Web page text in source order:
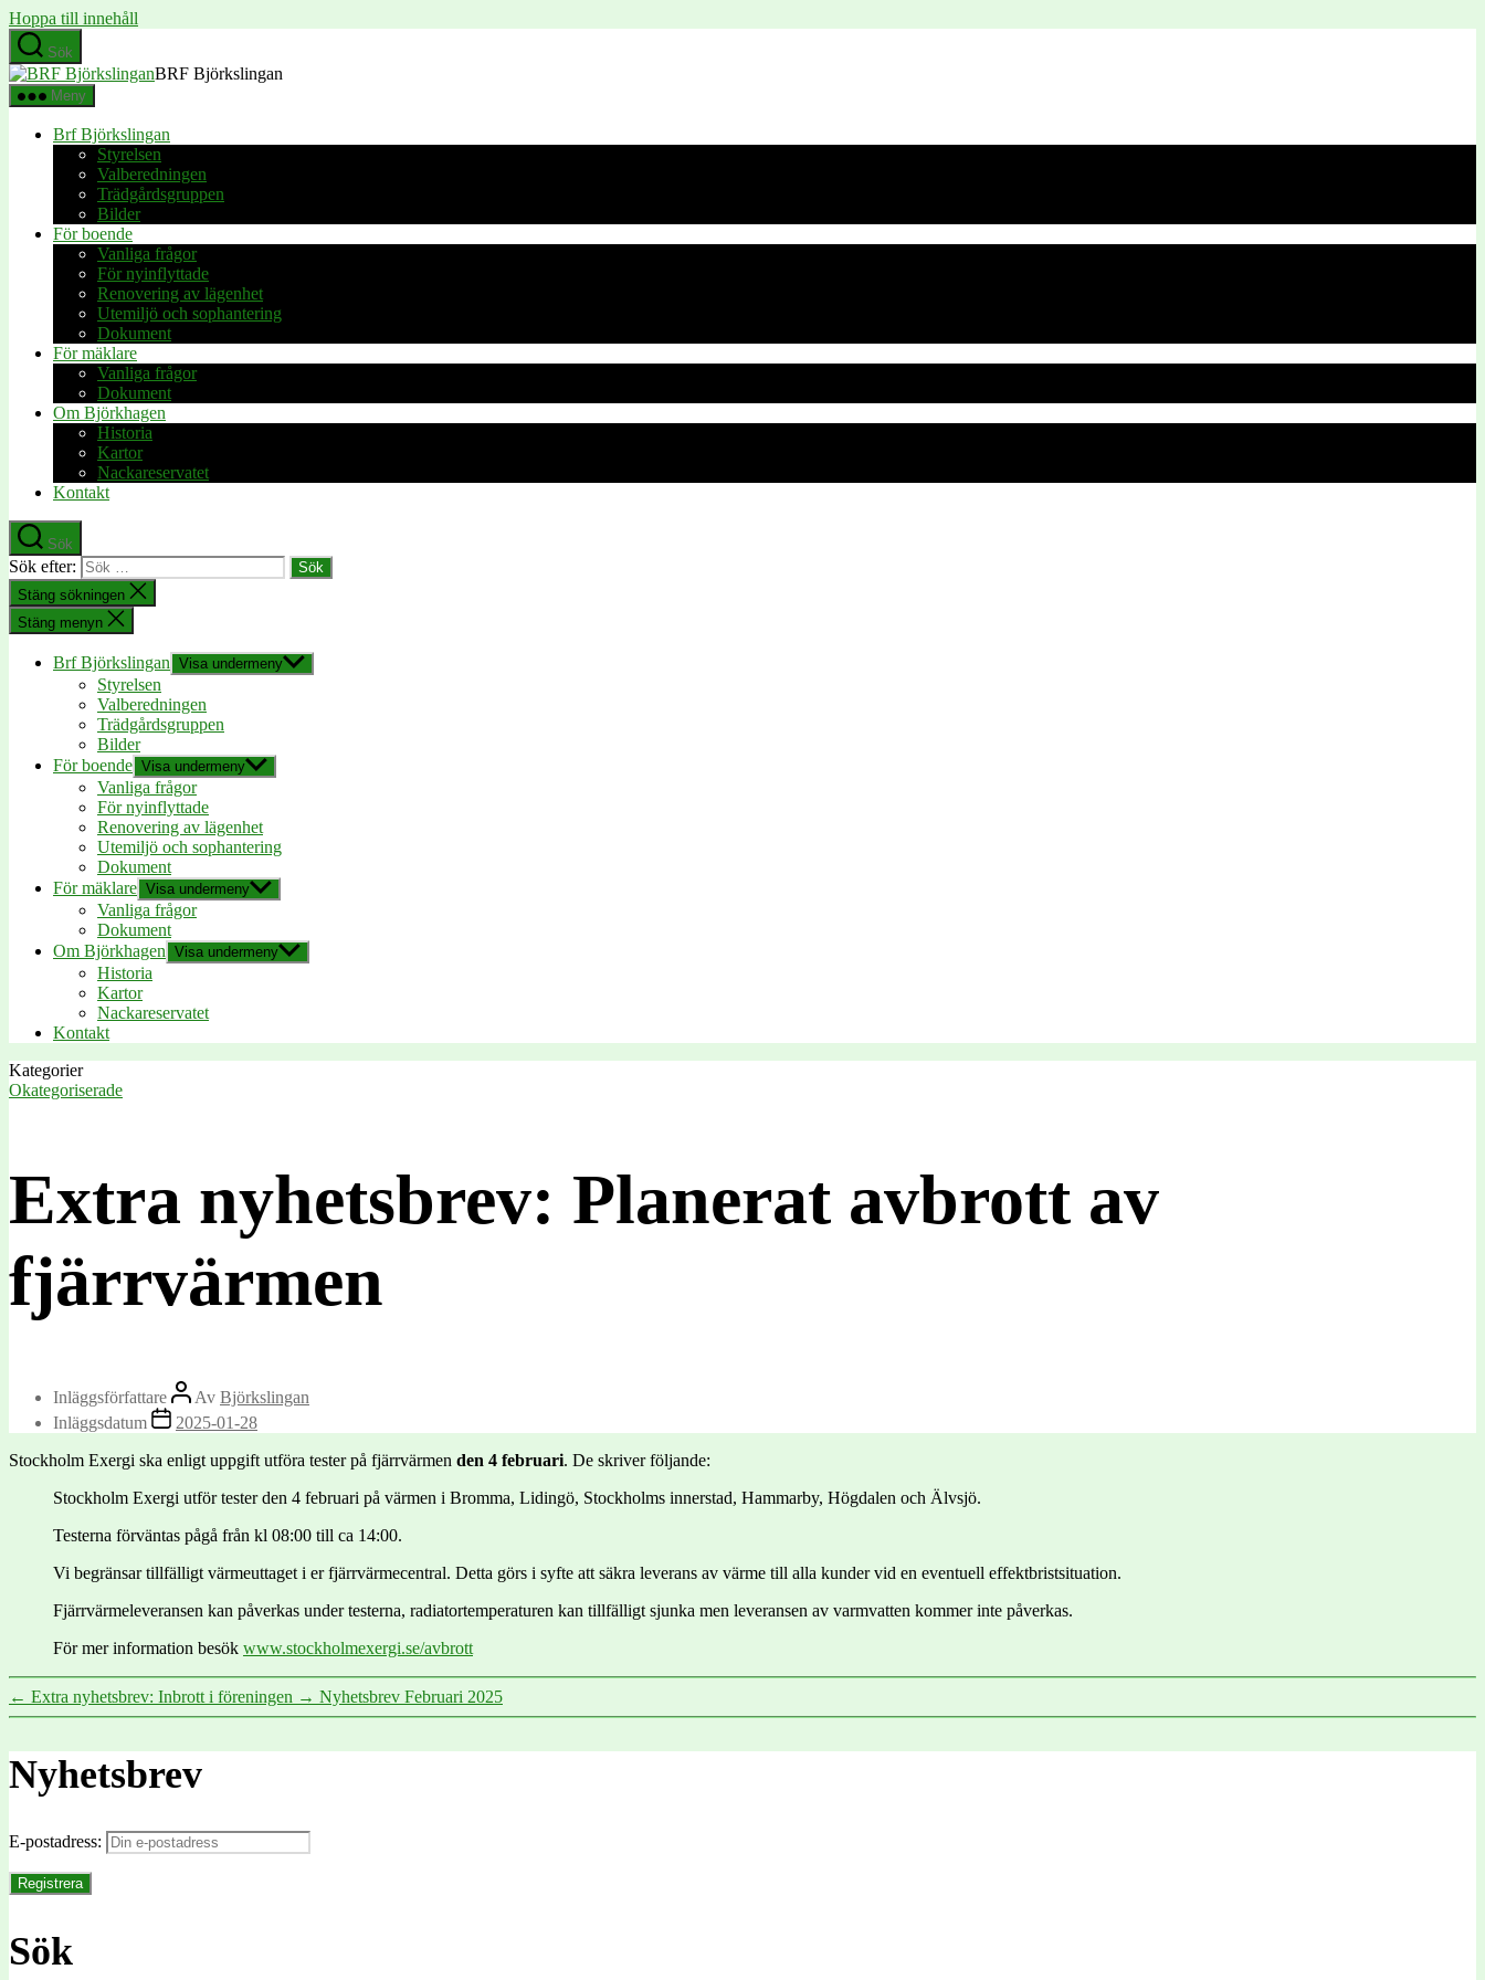
Hoppa till innehåll
Sök
BRF Björkslingan
Meny
Brf Björkslingan
Styrelsen
Valberedningen
Trädgårdsgruppen
Bilder
För boende
Vanliga frågor
För nyinflyttade
Renovering av lägenhet
Utemiljö och sophantering
Dokument
För mäklare
Vanliga frågor
Dokument
Om Björkhagen
Historia
Kartor
Nackareservatet
Kontakt
Sök
Sök efter:
Stäng sökningen
Stäng menyn
Brf Björkslingan Visa undermeny
Styrelsen
Valberedningen
Trädgårdsgruppen
Bilder
För boende Visa undermeny
Vanliga frågor
För nyinflyttade
Renovering av lägenhet
Utemiljö och sophantering
Dokument
För mäklare Visa undermeny
Vanliga frågor
Dokument
Om Björkhagen Visa undermeny
Historia
Kartor
Nackareservatet
Kontakt
Kategorier
Okategoriserade
Extra nyhetsbrev: Planerat avbrott av
fjärrvärmen
Inläggsförfattare Av Björkslingan
Inläggsdatum
2025-01-28
Stockholm Exergi ska enligt uppgift utföra tester på fjärrvärmen den 4 februari. De skriver följande:
Stockholm Exergi utför tester den 4 februari på värmen i Bromma, Lidingö, Stockholms innerstad, Hammarby, Högdalen och Älvsjö.
Testerna förväntas pågå från kl 08:00 till ca 14:00.
Vi begränsar tillfälligt värmeuttaget i er fjärrvärmecentral. Detta görs i syfte att säkra leverans av värme till alla kunder vid en eventuell effektbristsituation.
Fjärrvärmeleveransen kan påverkas under testerna, radiatortemperaturen kan tillfälligt sjunka men leveransen av varmvatten kommer inte påverkas.
För mer information besök www.stockholmexergi.se/avbrott
← Extra nyhetsbrev: Inbrott i föreningen → Nyhetsbrev Februari 2025
Nyhetsbrev
E-postadress:
Sök